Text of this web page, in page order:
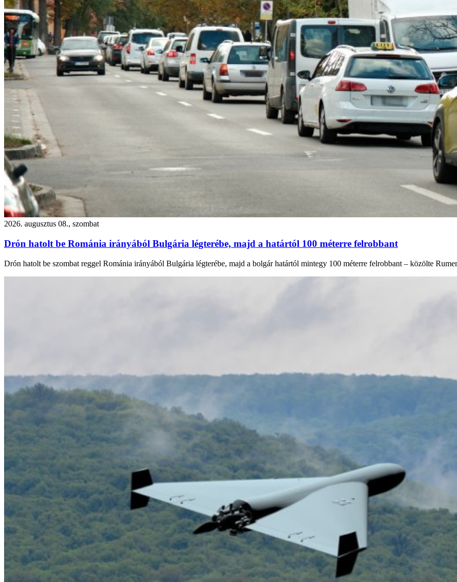
2026. augusztus 08., szombat
Drón hatolt be Románia irányából Bulgária légterébe, majd a határtól 100 méterre felrobbant
Drón hatolt be szombat reggel Románia irányából Bulgária légterébe, majd a bolgár határtól mintegy 100 méterre felrobbant – közölte